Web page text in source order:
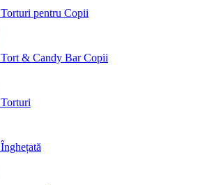
Torturi pentru Copii
Tort & Candy Bar Copii
Torturi
Înghețată